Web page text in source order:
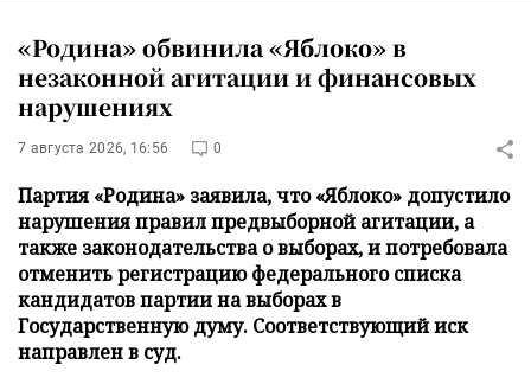
«Родина» обвинила «Яблоко» в
незаконной агитации и финансовых
нарушениях
7 августа 2026, 16:56 0
Партия «Родина» заявила, что «Яблоко» допустило
нарушения правил предвыборной агитации, а
также законодательства о выборах, и потребовала
отменить регистрацию федерального списка
кандидатов партии на выборах в
Государственную думу. Соответствующий иск
направлен в суд.